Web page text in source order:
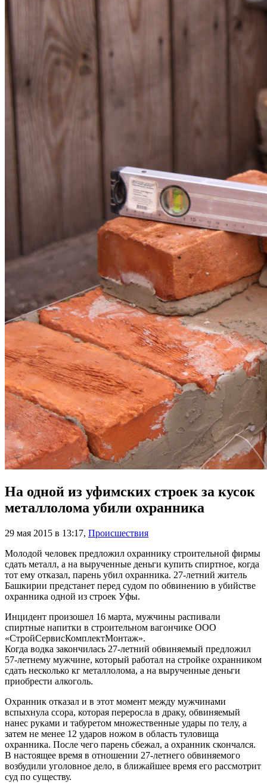
На одной из уфимских строек за кусок
металлолома убили охранника
29 мая 2015 в 13:17, Происшествия
Молодой человек предложил охраннику строительной фирмы
сдать металл, а на вырученные деньги купить спиртное, когда
тот ему отказал, парень убил охранника. 27-летний житель
Башкирии предстанет перед судом по обвинению в убийстве
охранника одной из строек Уфы.
Инцидент произошел 16 марта, мужчины распивали
спиртные напитки в строительном вагончике ООО
«СтройСервисКомплектМонтаж».
Когда водка закончилась 27-летний обвиняемый предложил
57-летнему мужчине, который работал на стройке охранником
сдать несколько кг металлолома, а на вырученные деньги
приобрести алкоголь.
Охранник отказал и в этот момент между мужчинами
вспыхнула ссора, которая переросла в драку, обвиняемый
нанес руками и табуретом множественные удары по телу, а
затем не менее 12 ударов ножом в область туловища
охранника. После чего парень сбежал, а охранник скончался.
В настоящее время в отношении 27-летнего обвиняемого
возбудили уголовное дело, в ближайшее время его рассмотрит
суд по существу.